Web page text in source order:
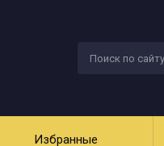
Избранные